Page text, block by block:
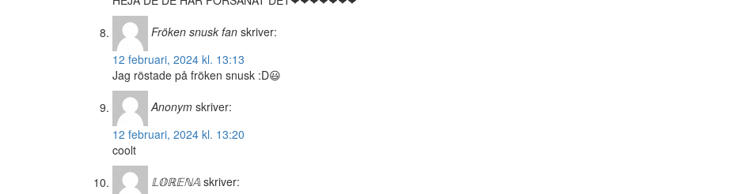
Fröken snusk fan skriver:
12 februari, 2024 kl. 13:13
Jag röstade på fröken snusk :D😃
Anonym skriver:
12 februari, 2024 kl. 13:20
coolt
𝕃𝕆ℝ𝔼ℕ𝔸 skriver: